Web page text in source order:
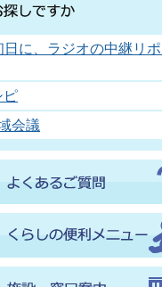
に、ラジオの中継リ
ピ
会議